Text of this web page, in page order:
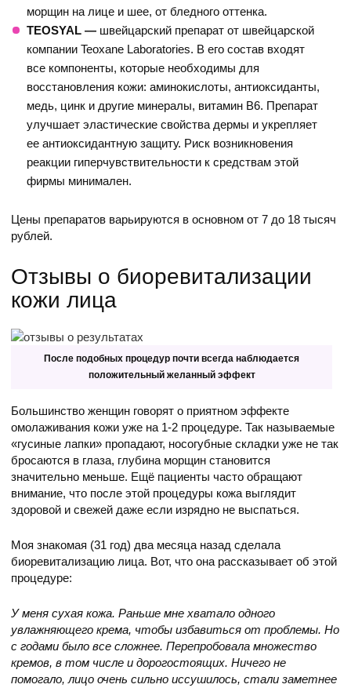
морщин на лице и шее, от бледного оттенка.
TEOSYAL — швейцарский препарат от швейцарской
компании Teoxane Laboratories. В его состав входят
все компоненты, которые необходимы для
восстановления кожи: аминокислоты, антиоксиданты,
медь, цинк и другие минералы, витамин B6. Препарат
улучшает эластические свойства дермы и укрепляет
ее антиоксидантную защиту. Риск возникновения
реакции гиперчувствительности к средствам этой
фирмы минимален.
Цены препаратов варьируются в основном от 7 до 18 тысяч
рублей.
Отзывы о биоревитализации
кожи лица
После подобных процедур почти всегда наблюдается
положительный желанный эффект
Большинство женщин говорят о приятном эффекте
омолаживания кожи уже на 1-2 процедуре. Так называемые
«гусиные лапки» пропадают, носогубные складки уже не так
бросаются в глаза, глубина морщин становится
значительно меньше. Ещё пациенты часто обращают
внимание, что после этой процедуры кожа выглядит
здоровой и свежей даже если изрядно не выспаться.
Моя знакомая (31 год) два месяца назад сделала
биоревитализацию лица. Вот, что она рассказывает об этой
процедуре:
У меня сухая кожа. Раньше мне хватало одного
увлажняющего крема, чтобы избавиться от проблемы. Но
с годами было все сложнее. Перепробовала множество
кремов, в том числе и дорогостоящих. Ничего не
помогало, лицо очень сильно иссушилось, стали заметнее